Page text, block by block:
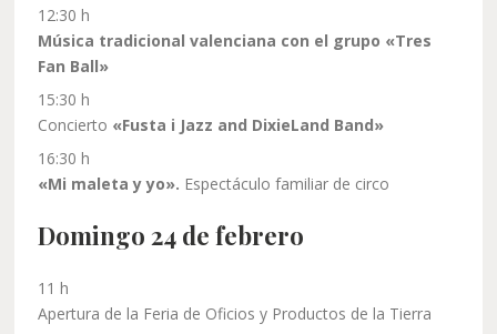
12:30 h
Música tradicional valenciana con el grupo «Tres
Fan Ball»
15:30 h
Concierto «Fusta i Jazz and DixieLand Band»
16:30 h
«Mi maleta y yo». Espectáculo familiar de circo
Domingo 24 de febrero
11 h
Apertura de la Feria de Oficios y Productos de la Tierra